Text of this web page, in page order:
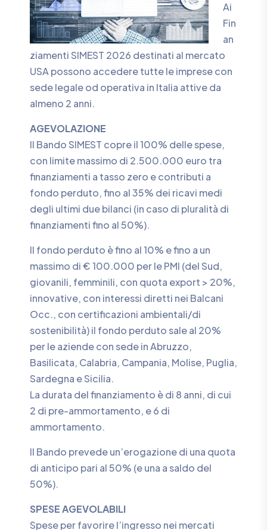
Ai
Fin
an
ziamenti SIMEST 2026 destinati al mercato
USA possono accedere tutte le imprese con
sede legale od operativa in Italia attive da
almeno 2 anni.
AGEVOLAZIONE
Il Bando SIMEST copre il 100% delle spese,
con limite massimo di 2.500.000 euro tra
finanziamenti a tasso zero e contributi a
fondo perduto, fino al 35% dei ricavi medi
degli ultimi due bilanci (in caso di pluralità di
finanziamenti fino al 50%).
Il fondo perduto è fino al 10% e fino a un
massimo di € 100.000 per le PMI (del Sud,
giovanili, femminili, con quota export > 20%,
innovative, con interessi diretti nei Balcani
Occ., con certificazioni ambientali/di
sostenibilità) il fondo perduto sale al 20%
per le aziende con sede in Abruzzo,
Basilicata, Calabria, Campania, Molise, Puglia,
Sardegna e Sicilia.
La durata del finanziamento è di 8 anni, di cui
2 di pre-ammortamento, e 6 di
ammortamento.
Il Bando prevede un’erogazione di una quota
di anticipo pari al 50% (e una a saldo del
50%).
SPESE AGEVOLABILI
Spese per favorire l’ingresso nei mercati